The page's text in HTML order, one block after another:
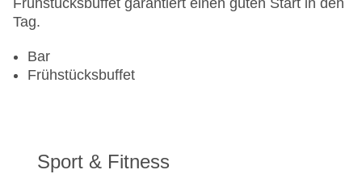
Frühstücksbuffet garantiert einen guten Start in den
Tag.
Bar
Frühstücksbuffet
Sport & Fitness